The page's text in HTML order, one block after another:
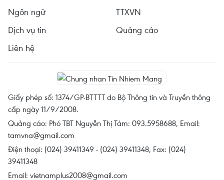
Ngôn ngữ
TTXVN
Dịch vụ tin
Quảng cáo
Liên hệ
Giấy phép số: 1374/GP-BTTTT do Bộ Thông tin và Truyền thông
cấp ngày 11/9/2008.
Quảng cáo: Phó TBT Nguyễn Thị Tám: 093.5958688, Email:
tamvna@gmail.com
Điện thoại: (024) 39411349 - (024) 39411348, Fax: (024)
39411348
Email: vietnamplus2008@gmail.com